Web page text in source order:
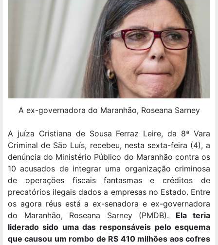
A ex-governadora do Maranhão, Roseana Sarney
A juíza Cristiana de Sousa Ferraz Leire, da 8ª Vara
Criminal de São Luís, recebeu, nesta sexta-feira (4), a
denúncia do Ministério Público do Maranhão contra os
10 acusados de integrar uma organização criminosa
de operações fiscais fantasmas e créditos de
precatórios ilegais dados a empresas no Estado. Entre
os agora réus está a ex-senadora e ex-governadora
do Maranhão, Roseana Sarney (PMDB). Ela teria
liderado sido uma das responsáveis pelo esquema
que causou um rombo de R$ 410 milhões aos cofres